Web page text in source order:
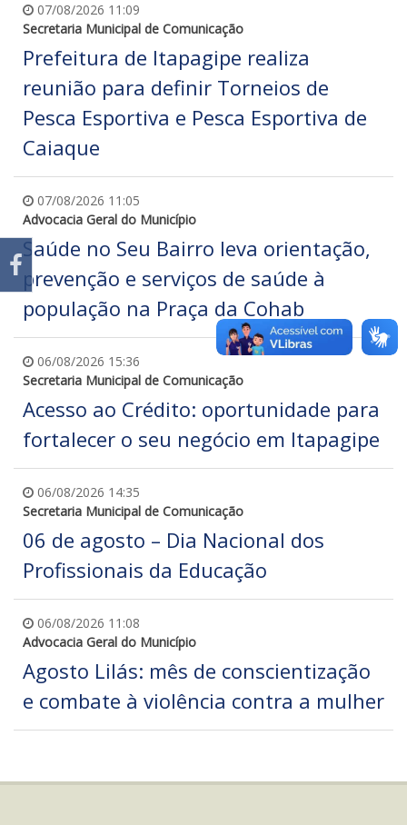
07/08/2026 11:09
Secretaria Municipal de Comunicação
Prefeitura de Itapagipe realiza
reunião para definir Torneios de
Pesca Esportiva e Pesca Esportiva de
Caiaque
07/08/2026 11:05
Advocacia Geral do Município
Saúde no Seu Bairro leva orientação,
prevenção e serviços de saúde à
população na Praça da Cohab
06/08/2026 15:36
Secretaria Municipal de Comunicação
Acesso ao Crédito: oportunidade para
fortalecer o seu negócio em Itapagipe
06/08/2026 14:35
Secretaria Municipal de Comunicação
06 de agosto – Dia Nacional dos
Profissionais da Educação
06/08/2026 11:08
Advocacia Geral do Município
Agosto Lilás: mês de conscientização
e combate à violência contra a mulher